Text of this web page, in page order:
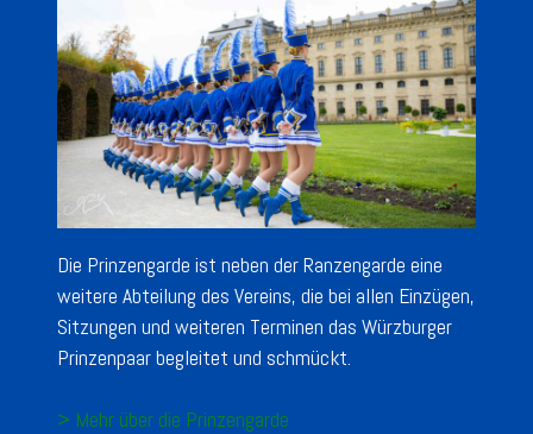
Die Prinzengarde ist neben der Ranzengarde eine
weitere Abteilung des Vereins, die bei allen Einzügen,
Sitzungen und weiteren Terminen das Würzburger
Prinzenpaar begleitet und schmückt.
> Mehr über die Prinzengarde